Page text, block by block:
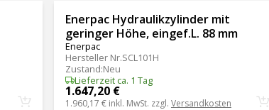
Enerpac Hydraulikzylinder mit
geringer Höhe, eingef.L. 88 mm
Enerpac
Hersteller Nr.SCL101H
Zustand:Neu
Lieferzeit ca. 1 Tag
1.647,20 €
1.960,17 € inkl. MwSt. zzgl. Versandkosten